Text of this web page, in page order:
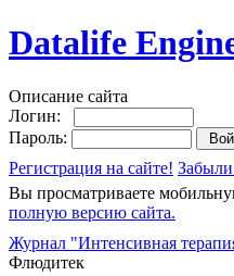
Datalife
Описание сайта
Логин:
Пароль:
Регистрация на сайте!
Вы просматриваете
полную версию сайта.
Журнал "Интенсивная
Флюдитек